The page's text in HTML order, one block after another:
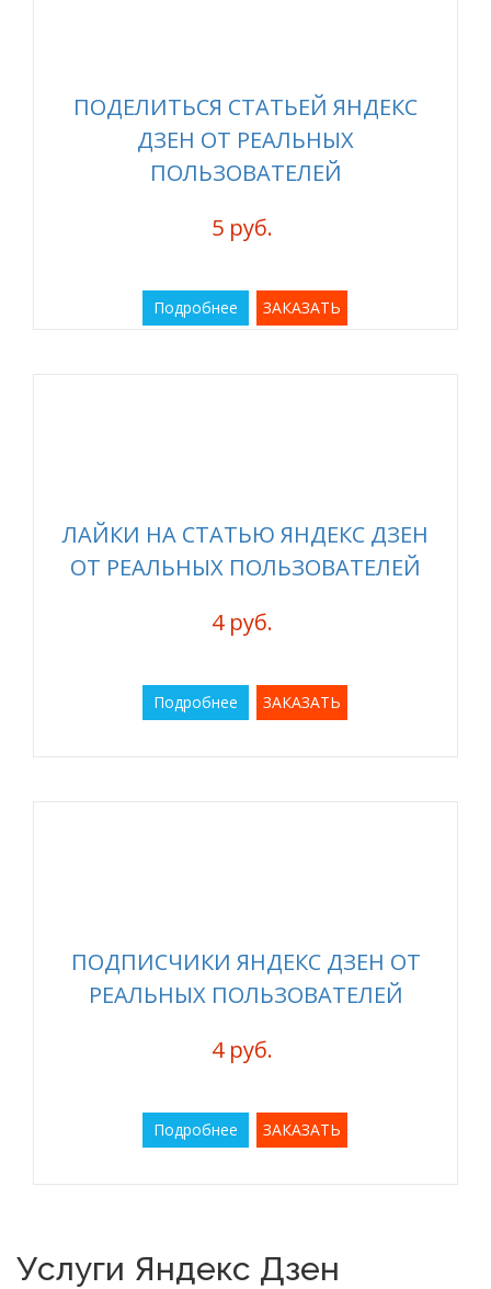
ПОДЕЛИТЬСЯ СТАТЬЕЙ ЯНДЕКС
ДЗЕН ОТ РЕАЛЬНЫХ
ПОЛЬЗОВАТЕЛЕЙ
5 руб.
Подробнее ЗАКАЗАТЬ
ЛАЙКИ НА СТАТЬЮ ЯНДЕКС ДЗЕН
ОТ РЕАЛЬНЫХ ПОЛЬЗОВАТЕЛЕЙ
4 руб.
Подробнее ЗАКАЗАТЬ
ПОДПИСЧИКИ ЯНДЕКС ДЗЕН ОТ
РЕАЛЬНЫХ ПОЛЬЗОВАТЕЛЕЙ
4 руб.
Подробнее ЗАКАЗАТЬ
Услуги Яндекс Дзен